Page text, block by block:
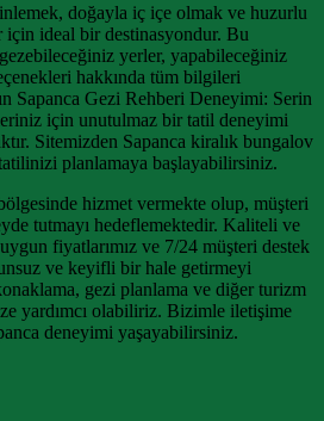
doğayla iç içe olmak ve huzurlu
ideal bir destinasyondur. Bu
yerler, yapabileceğiniz
hakkında tüm bilgileri
Sapanca Gezi Rehberi Deneyimi: Serin
için unutulmaz bir tatil deneyimi
Sitemizden Sapanca kiralık bungalov
planlamaya başlayabilirsiniz.
hizmet vermekte olup, müşteri
tutmayı hedeflemektedir. Kaliteli ve
fiyatlarımız ve 7/24 müşteri destek
ve keyifli bir hale getirmeyi
gezi planlama ve diğer turizm
yardımcı olabiliriz. Bizimle iletişime
deneyimi yaşayabilirsiniz.